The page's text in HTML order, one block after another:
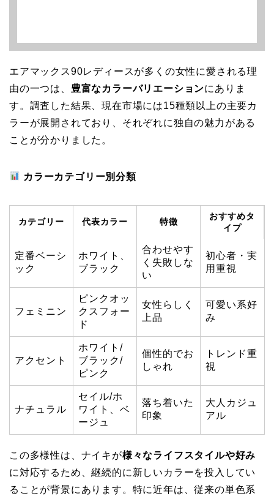
エアマックス90レディースが多くの女性に愛される理
由の一つは、 豊富なカラーバリエーションにありま
す。調査した結果、現在市場には15種類以上の主要カ
ラーが展開されており、それぞれに独自の魅力がある
ことが分かりました。
カラーカテゴリー別分類
カテゴリー 代表カラー 特徴
おすすめタ
イプ
定番ベーシ
ック
ホワイト、
ブラック
合わせやす
く失敗しな
い
初心者・実
用重視
フェミニン
ピンクオッ
クスフォー
ド
女性らしく
上品
可愛い系好
み
アクセント
ホワイト/
ブラック/
ピンク
個性的でお
しゃれ
トレンド重
視
ナチュラル
セイル/ホ
ワイト、ベ
ージュ
落ち着いた
印象
大人カジュ
アル
この多様性は、ナイキが様々なライフスタイルや好み
に対応するため、継続的に新しいカラーを投入してい
ることが背景にあります。特に近年は、従来の単色系